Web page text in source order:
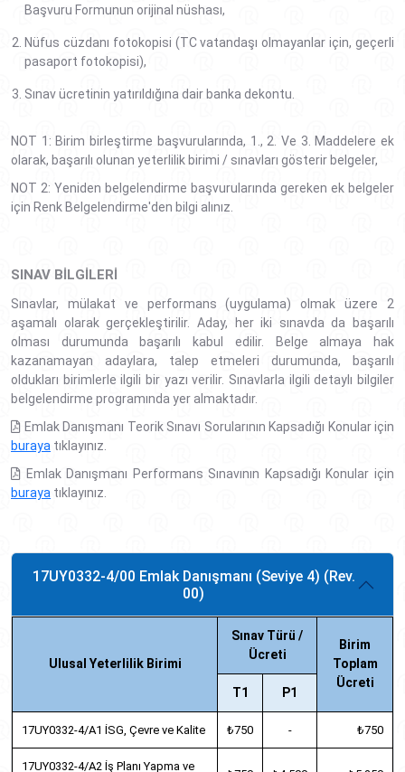
Başvuru Formunun orijinal nüshası,
Nüfus cüzdanı fotokopisi (TC vatandaşı olmayanlar için, geçerli
pasaport fotokopisi),
Sınav ücretinin yatırıldığına dair banka dekontu.
NOT 1: Birim birleştirme başvurularında, 1., 2. Ve 3. Maddelere ek
olarak, başarılı olunan yeterlilik birimi / sınavları gösterir belgeler,
NOT 2: Yeniden belgelendirme başvurularında gereken ek belgeler
için Renk Belgelendirme'den bilgi alınız.
SINAV BILGILERI
Sınavlar, mülakat ve performans (uygulama) olmak üzere 2
aşamalı olarak gerçekleştirilir. Aday, her iki sınavda da başarılı
olması durumunda başarılı kabul edilir. Belge almaya hak
kazanamayan adaylara, talep etmeleri durumunda, başarılı
oldukları birimlerle ilgili bir yazı verilir. Sınavlarla ilgili detaylı bilgiler
belgelendirme programında yer almaktadır.
Emlak Danışmanı Teorik Sınavı Sorularının Kapsadığı Konular için
buraya tıklayınız.
Emlak Danışmanı Performans Sınavının Kapsadığı Konular için
buraya tıklayınız.
17UY0332-4/00 Emlak Danışmanı (Seviye 4) (Rev.
00)
Ulusal Yeterlilik Birimi
Sınav Türü /
Ücreti
Birim
Toplam
Ücreti
T1 P1
17UY0332-4/A1 İSG, Çevre ve Kalite ₺750 - ₺750
17UY0332-4/A2 İş Planı Yapma ve